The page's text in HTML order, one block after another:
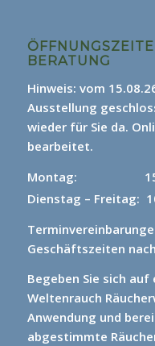
BERATUNG
Hinweis: vom
Ausstellung
wieder für Sie da.
bearbeitet.
Montag:
Dienstag – Freitag:
Geschäftszeiten
Begeben Sie sich
Weltenrauch
Anwendung und
abgestimmte